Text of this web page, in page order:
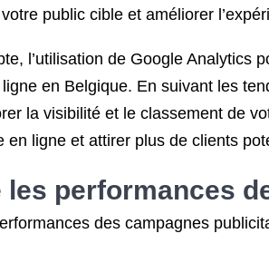
public cible et améliorer
l’utilisation de Google Analytics
en Belgique. En suivant les
la visibilité et le classement de
en ligne et attirer plus de clients
les performances
des campagnes